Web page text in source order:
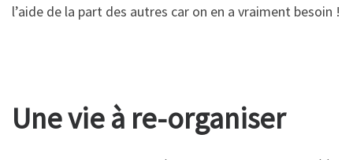
l’aide de la part des autres car on en a vraiment besoin !
Une vie à re-organiser